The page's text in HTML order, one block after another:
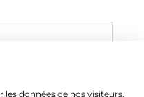
?
les données de nos visiteurs,